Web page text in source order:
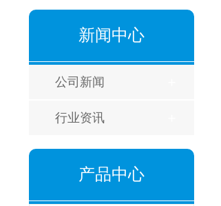
新闻中心
公司新闻
行业资讯
产品中心